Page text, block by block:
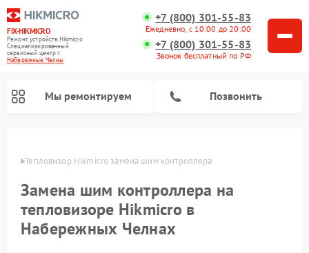
FIX-HIKMICRO
Ремонт устройств Hikmicro
Специализированный
cервисный центр г.
Набережные Челны
+7 (800) 301-55-83
Ежедневно, с 10:00 до 20:00
+7 (800) 301-55-83
Звонок бесплатный по РФ
Мы ремонтируем Позвонить
Тепловизор Hikmicro замена шим контроллера
Замена шим контроллера на
тепловизоре Hikmicro в
Набережных Челнах